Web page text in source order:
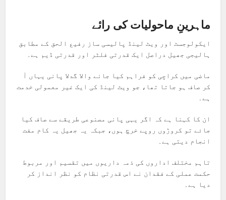
ماہرینِ ماحولیات کی رائے
ایکولوجسٹ اور ویٹ لینڈ پالیسی ساز رفیع الحق کے مطابق
ہالیجی جھیل دراصل ایک قدرتی فلٹر اور قدرتی ڈیم ہے۔
ماضی میں کراچی کو فراہم کیا جانے والا گدلا پانی یہاں آ
کر صاف ہو جاتا تھا، جو ویٹ لینڈ کی ایک غیر معمولی خدمت
ہے۔
ان کا کہنا ہے کہ اگر یہی پانی مصنوعی طریقے سے صاف کیا
جائے تو کروڑوں روپے خرچ ہوں، جبکہ یہ جھیل یہ کام مفت
انجام دیتی ہے۔
تاہم مختلف اداروں کی ذمہ داریوں میں تقسیم اور مربوط
حکمت عملی کے فقدان نے اس قدرتی نظام کو نظر انداز کر
دیا ہے۔